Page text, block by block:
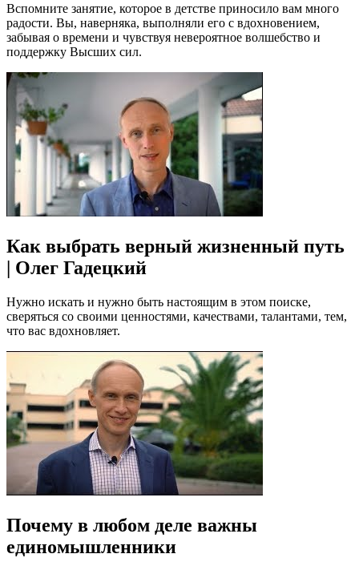
Вспомните занятие, которое в детстве приносило вам много
радости. Вы, наверняка, выполняли его с вдохновением,
забывая о времени и чувствуя невероятное волшебство и
поддержку Высших сил.
Как выбрать верный жизненный путь
| Олег Гадецкий
Нужно искать и нужно быть настоящим в этом поиске,
сверяться со своими ценностями, качествами, талантами, тем,
что вас вдохновляет.
Почему в любом деле важны
единомышленники